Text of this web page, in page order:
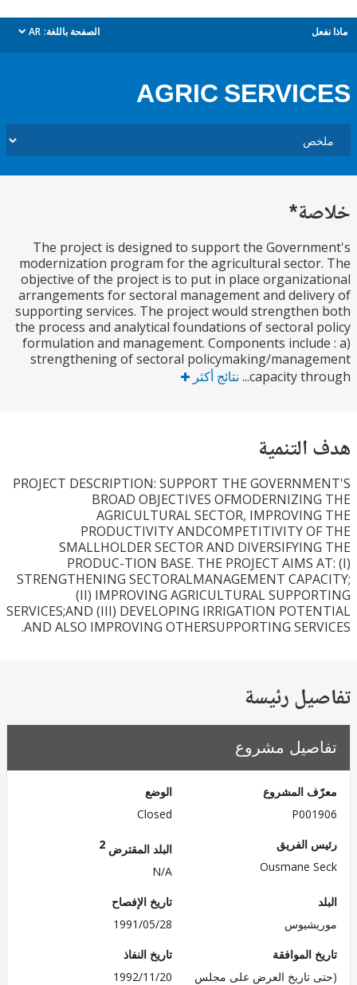
الصفحة باللغة: AR
dropdown
AGRIC
The project is designed to support the
modernization program for the agricultural
objective of the project is to put in place
arrangements for sectoral management and
supporting services. The project would
the process and analytical foundations of sectoral
formulation and management. Components
strengthening of sectoral policymaking/
capacity نتائج أكثر
PROJECT DESCRIPTION: SUPPORT THE
BROAD OBJECTIVES
AGRICULTURAL SECTOR,
PRODUCTIVITY ANDCOMPETITIVITY
SMALLHOLDER SECTOR AND
PRODUC-TION BASE. THE PROJECT AIMS
STRENGTHENING SECTORALMANAGEMENT
(II) IMPROVING AGRICULTURAL
SERVICES;AND (III) DEVELOPING IRRIGATION
AND ALSO IMPROVING OTHERSUPPORTING
رئيسة
مشروع
المشروع
الفريق
Ousmane
البلد المقترض
تاريخ الإفصاح
1991/05/28
الموافقة
تاريخ العرض على مجلس
تاريخ النفاذ
1992/11/20